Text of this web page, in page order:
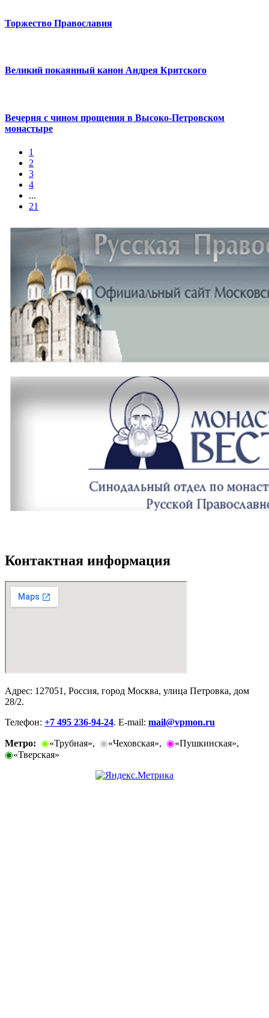
Торжество Православия
Великий покаянный канон Андрея Критского
Вечерня с чином прощения в Высоко-Петровском
монастыре
1
2
3
4
...
21
Контактная информация
Адрес: 127051, Россия, город Москва, улица Петровка, дом
28/2.
Телефон: +7 495 236-94-24. E-mail: mail@vpmon.ru
Метро: ◉«Трубная», ◉«Чеховская», ◉«Пушкинская»,
◉«Тверская»